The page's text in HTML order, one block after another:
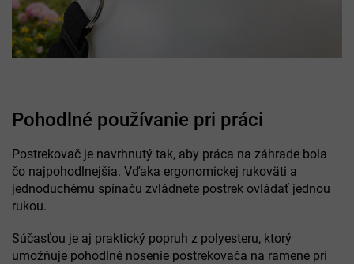
Pohodlné používanie pri práci
Postrekovač je navrhnutý tak, aby práca na záhrade bola
čo najpohodlnejšia. Vďaka ergonomickej rukoväti a
jednoduchému spínaču zvládnete postrek ovládať jednou
rukou.
Súčasťou je aj praktický popruh z polyesteru, ktorý
umožňuje pohodlné nosenie postrekovača na ramene pri